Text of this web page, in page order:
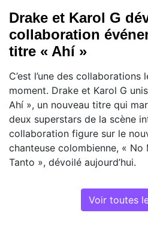
Drake et Karol G
collaboration
titre « Ahí »
C’est l’une des
moment. Drake et Karol G
Ahí », un nouveau titre qui
deux superstars de la scène
collaboration figure sur le
chanteuse colombienne, «
Tanto », dévoilé aujourd’hui.
Voir toutes